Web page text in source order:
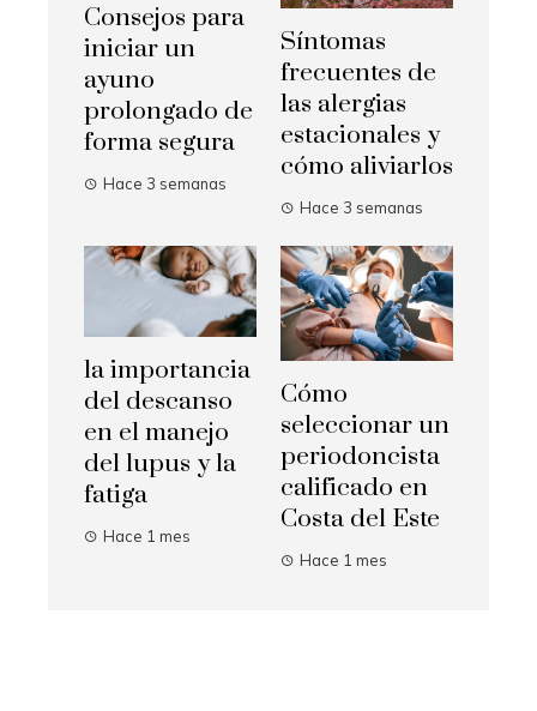
Consejos para
iniciar un
ayuno
prolongado de
forma segura
Hace 3 semanas
Síntomas
frecuentes de
las alergias
estacionales y
cómo aliviarlos
Hace 3 semanas
la importancia
del descanso
en el manejo
del lupus y la
fatiga
Hace 1 mes
Cómo
seleccionar un
periodoncista
calificado en
Costa del Este
Hace 1 mes